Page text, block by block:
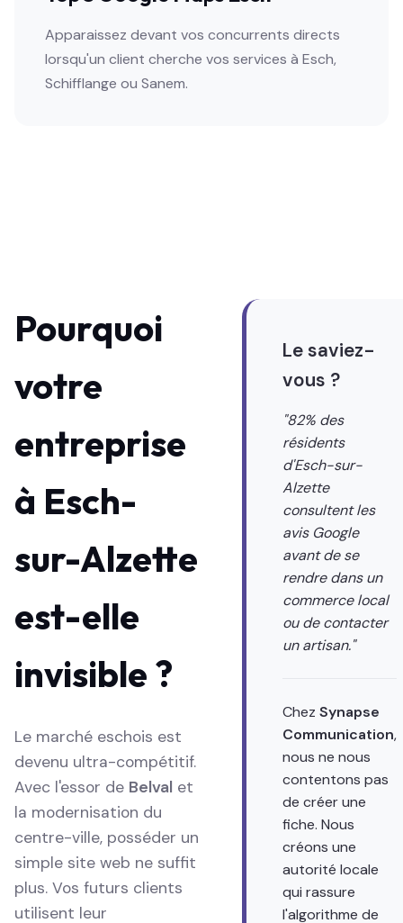
Apparaissez devant vos concurrents directs
lorsqu'un client cherche vos services à Esch,
Schifflange ou Sanem.
Pourquoi
votre
entreprise
à Esch-
sur-Alzette
est-elle
invisible ?
Le marché eschois est
devenu ultra-compétitif.
Avec l'essor de Belval et
la modernisation du
centre-ville, posséder un
simple site web ne suffit
plus. Vos futurs clients
utilisent leur
Le saviez-
vous ?
"82% des
résidents
d'Esch-sur-
Alzette
consultent les
avis Google
avant de se
rendre dans un
commerce local
ou de contacter
un artisan."
Chez Synapse
Communication,
nous ne nous
contentons pas
de créer une
fiche. Nous
créons une
autorité locale
qui rassure
l'algorithme de